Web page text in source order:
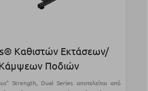
Καθιστών Εκτάσεων/
Ποδιών
Strength, Dual Series αποτελείται από